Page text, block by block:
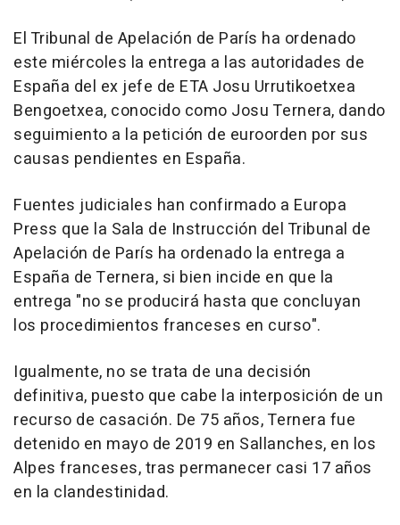
El Tribunal de Apelación de París ha ordenado
este miércoles la entrega a las autoridades de
España del ex jefe de ETA Josu Urrutikoetxea
Bengoetxea, conocido como Josu Ternera, dando
seguimiento a la petición de euroorden por sus
causas pendientes en España.
Fuentes judiciales han confirmado a Europa
Press que la Sala de Instrucción del Tribunal de
Apelación de París ha ordenado la entrega a
España de Ternera, si bien incide en que la
entrega "no se producirá hasta que concluyan
los procedimientos franceses en curso".
Igualmente, no se trata de una decisión
definitiva, puesto que cabe la interposición de un
recurso de casación. De 75 años, Ternera fue
detenido en mayo de 2019 en Sallanches, en los
Alpes franceses, tras permanecer casi 17 años
en la clandestinidad.